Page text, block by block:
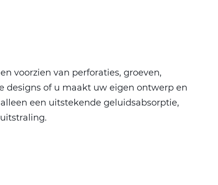
voorzien van perforaties, groeven,
designs of u maakt uw eigen ontwerp en
een uitstekende geluidsabsorptie,